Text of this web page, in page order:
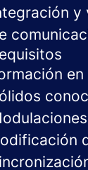
y